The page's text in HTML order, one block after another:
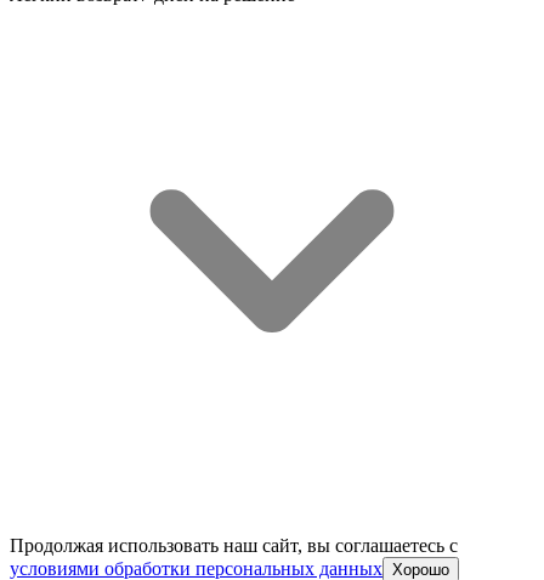
Продолжая использовать наш сайт, вы соглашаетесь c
условиями обработки персональных данных Хорошо